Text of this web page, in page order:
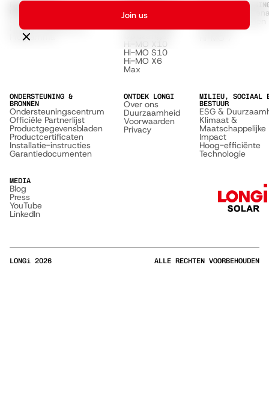
Join us
RESIDENTIËLE
EcoLife Installateurs
Programma
INDUSTRIËLE
OPLOSSINGEN
Commerciële
Hi-MO X10
Hi-MO S10
Hi-MO X6
Max
UTILITY
Hi-MO 9
ONDERSTEUNING &
BRONNEN
Ondersteuningscentrum
Officiële Partnerlijst
Productgegevensbladen
Productcertificaten
Installatie-instructies
Garantiedocumenten
ONTDEK LONGI
Over ons
Duurzaamheid
Voorwaarden
Privacy
MILIEU, SOCIAAL
BESTUUR
ESG &
Klimaat &
Maatschappelijke
Impact
Hoog-efficiënte
Technologie
MEDIA
Blog
Press
YouTube
LinkedIn
LONGi 2026 ALLE RECHTEN VOORBEHOUDEN